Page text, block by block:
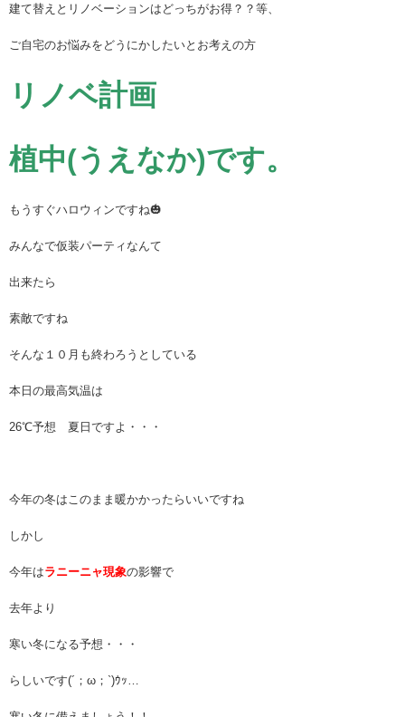
建て替えとリノベーションはどっちがお得？？等、
ご自宅のお悩みをどうにかしたいとお考えの方
リノベ計画
植中(うえなか)です。
もうすぐハロウィンですね🎃
みんなで仮装パーティなんて
出来たら
素敵ですね
そんな１０月も終わろうとしている
本日の最高気温は
26℃予想 夏日ですよ・・・
今年の冬はこのまま暖かかったらいいですね
しかし
今年はラニーニャ現象の影響で
去年より
寒い冬になる予想・・・
らしいです(´；ω；`)ｳｯ…